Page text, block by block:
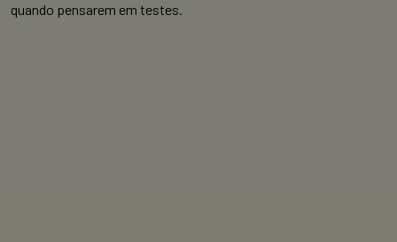
quando pensarem em testes.